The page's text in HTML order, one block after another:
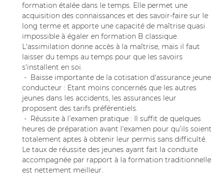
formation étalée dans le temps. Elle permet une
acquisition des connaissances et des savoir-faire sur le
long terme et apporte une capacité de maîtrise quasi
impossible à égaler en formation B classique.
L'assimilation donne accès à la maîtrise, mais il faut
laisser du temps au temps pour que les savoirs
s'installent en soi.
- Baisse importante de la cotisation d'assurance jeune
conducteur : Etant moins concernés que les autres
jeunes dans les accidents, les assurances leur
proposent des tarifs préférentiels.
- Réussite à l’examen pratique : Il suffit de quelques
heures de préparation avant l'examen pour qu’ils soient
totalement aptes à obtenir leur permis sans difficulté.
Le taux de réussite des jeunes ayant fait la conduite
accompagnée par rapport à la formation traditionnelle
est nettement meilleur.